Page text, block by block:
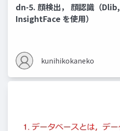
dn-5. 顔検出， 顔認識（Dlib,
InsightFace を使用）
kunihikokaneko